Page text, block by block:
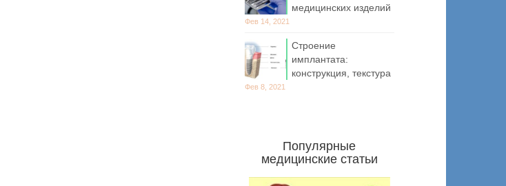
медицинских изделий
Фев 14, 2021
Строение
имплантата:
конструкция, текстура
Фев 8, 2021
Популярные
медицинские статьи